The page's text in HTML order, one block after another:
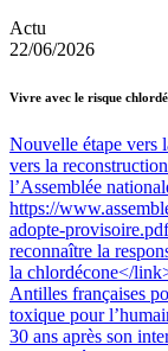
Actu
22/06/2026
Vivre avec le risque
Nouvelle étape vers
vers la
l’Assemblée
https://
adopte-
reconnaître la
la chlordécone</
Antilles françaises
toxique pour
30 ans après son